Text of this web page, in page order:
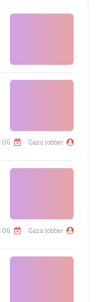
Gaza Jobber 06 نوفمبر 2025
Gaza Jobber 06 نوفمبر 2025